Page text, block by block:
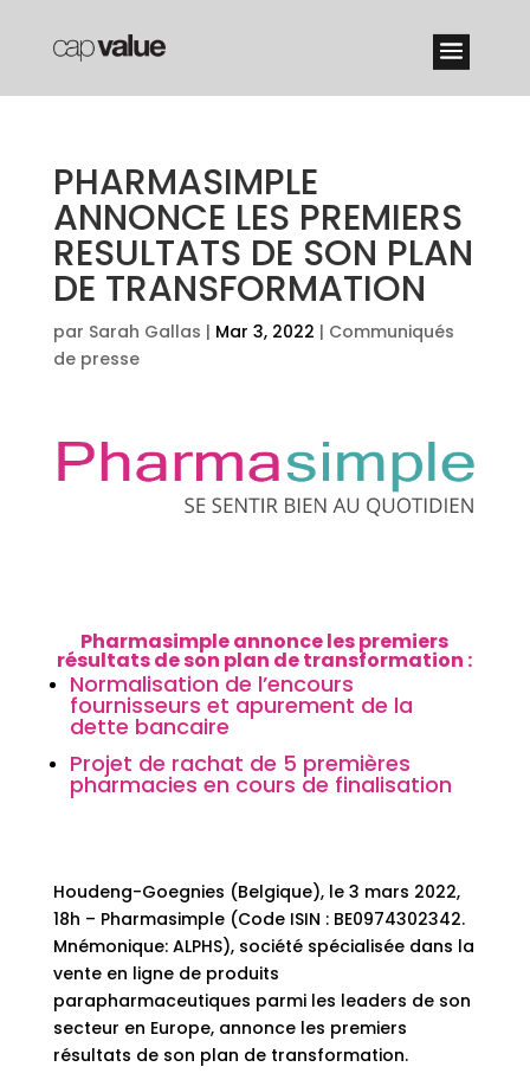
PHARMASIMPLE
ANNONCE LES PREMIERS
RESULTATS DE SON PLAN
DE TRANSFORMATION
par Sarah Gallas | Mar 3, 2022 | Communiqués
de presse
Pharmasimple annonce les premiers
résultats de son plan de transformation :
Normalisation de l’encours
fournisseurs et apurement de la
dette bancaire
Projet de rachat de 5 premières
pharmacies en cours de finalisation
Houdeng-Goegnies (Belgique), le 3 mars 2022,
18h – Pharmasimple (Code ISIN : BE0974302342.
Mnémonique: ALPHS), société spécialisée dans la
vente en ligne de produits
parapharmaceutiques parmi les leaders de son
secteur en Europe, annonce les premiers
résultats de son plan de transformation.